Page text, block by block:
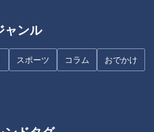
ャンル
スポーツ コラム おでかけ
すすめ